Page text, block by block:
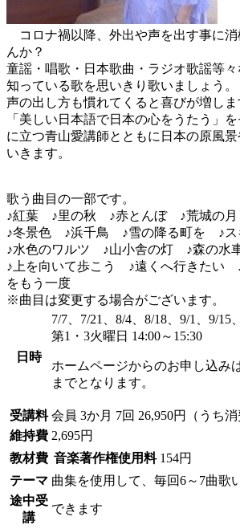
コロナ禍以降、外出や声を出す事に
んか？
童謡・唱歌・日本歌曲・ラジオ歌謡等々
知っている歌を思いきり歌いましょう。
声の出し方も慣れてくると喜びが増しま
「美しい日本語で日本の心をうたう」
に立つ青山愛講師とともに日本の原風
いきます。
歌う曲目の一部です。
♪紅葉 ♪里の秋 ♪赤とんぼ ♪荒城の
♪冬景色 ♪浜千鳥 ♪雪の降る町を ♪
♪水色のワルツ ♪山小舎の灯 ♪森の水
♪上を向いて歩こう ♪遠くへ行きたい
をもう一度
※曲目は変更する場合がございます。
日時
7/7、7/21、8/4、8/18、9/1、9/15
第1・3火曜日 14:00～15:30
ホームページからのお申し込み
までとなります。
受講料 会員 3か月 7回 26,950円（うち消
維持費 2,695円
教材費 音楽著作権使用料 154円
テーマ 曲集を使用して、毎回6～7曲歌
途中受
講
できます